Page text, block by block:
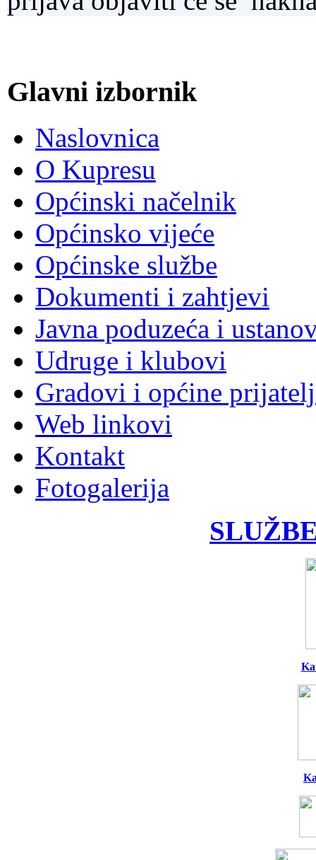
Glavni izbornik
Naslovnica
O Kupresu
Općinski načelnik
Općinsko vijeće
Općinske službe
Dokumenti i zahtjevi
Javna poduzeća i
Udruge i klubovi
Gradovi i općine
Web linkovi
Kontakt
Fotogalerija